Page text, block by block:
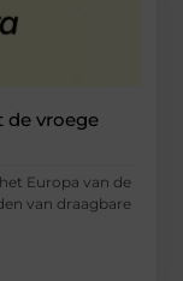
de vroege
Europa van de
van draagbare